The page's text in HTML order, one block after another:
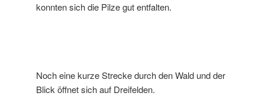
konnten sich die Pilze gut entfalten.
Noch eine kurze Strecke durch den Wald und der
Blick öffnet sich auf Dreifelden.